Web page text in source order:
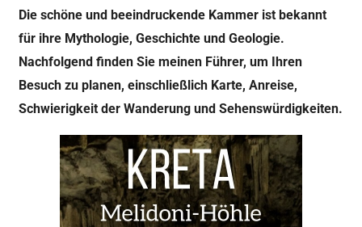
Die schöne und beeindruckende Kammer ist bekannt
für ihre Mythologie, Geschichte und Geologie.
Nachfolgend finden Sie meinen Führer, um Ihren
Besuch zu planen, einschließlich Karte, Anreise,
Schwierigkeit der Wanderung und Sehenswürdigkeiten.